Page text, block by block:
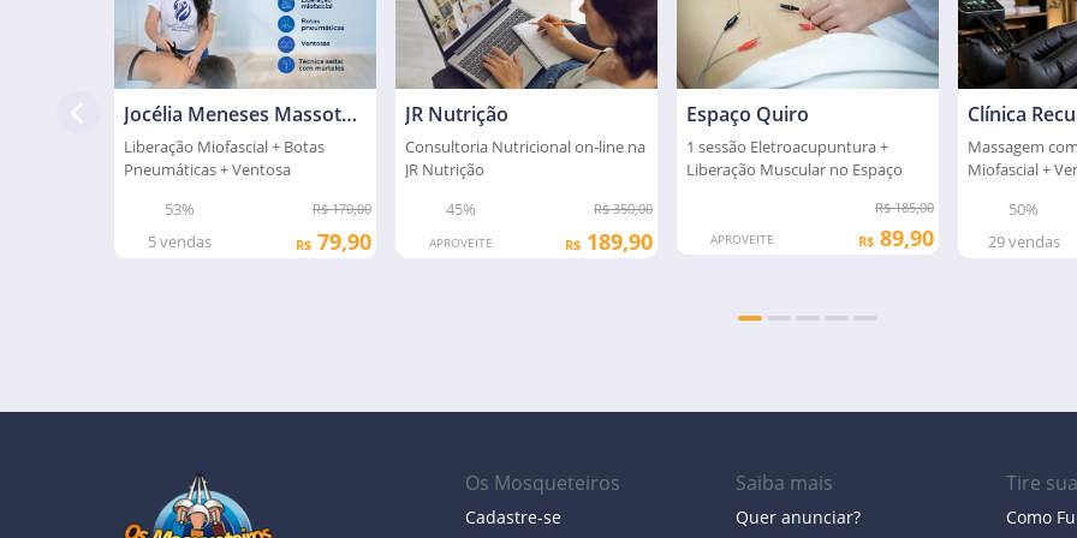
Jocélia Meneses Massoterapeuta
Liberação Miofascial + Botas
Pneumáticas + Ventosa
53%
R$ 170,00
5vendas R$ 79,90
JR Nutrição
Consultoria Nutricional on-line na
JR Nutrição
45%
R$ 350,00
APROVEITE R$ 189,90
Espaço Quiro
1 sessão Eletroacupuntura +
Liberação Muscular no Espaço
R$ 185,00
APROVEITE R$ 89,90
Clínica
Massagem
Miofascial +
50%
29vendas
Os Mosqueteiros
Cadastre-se
Saiba mais
Quer anunciar?
Tire
Como